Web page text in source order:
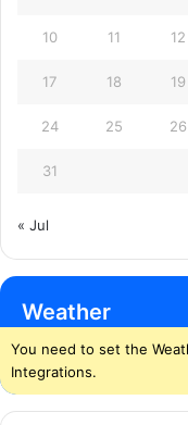
10 11 12
17 18 19
24 25 26
31
« Jul
Weather
You need to set the
Integrations.